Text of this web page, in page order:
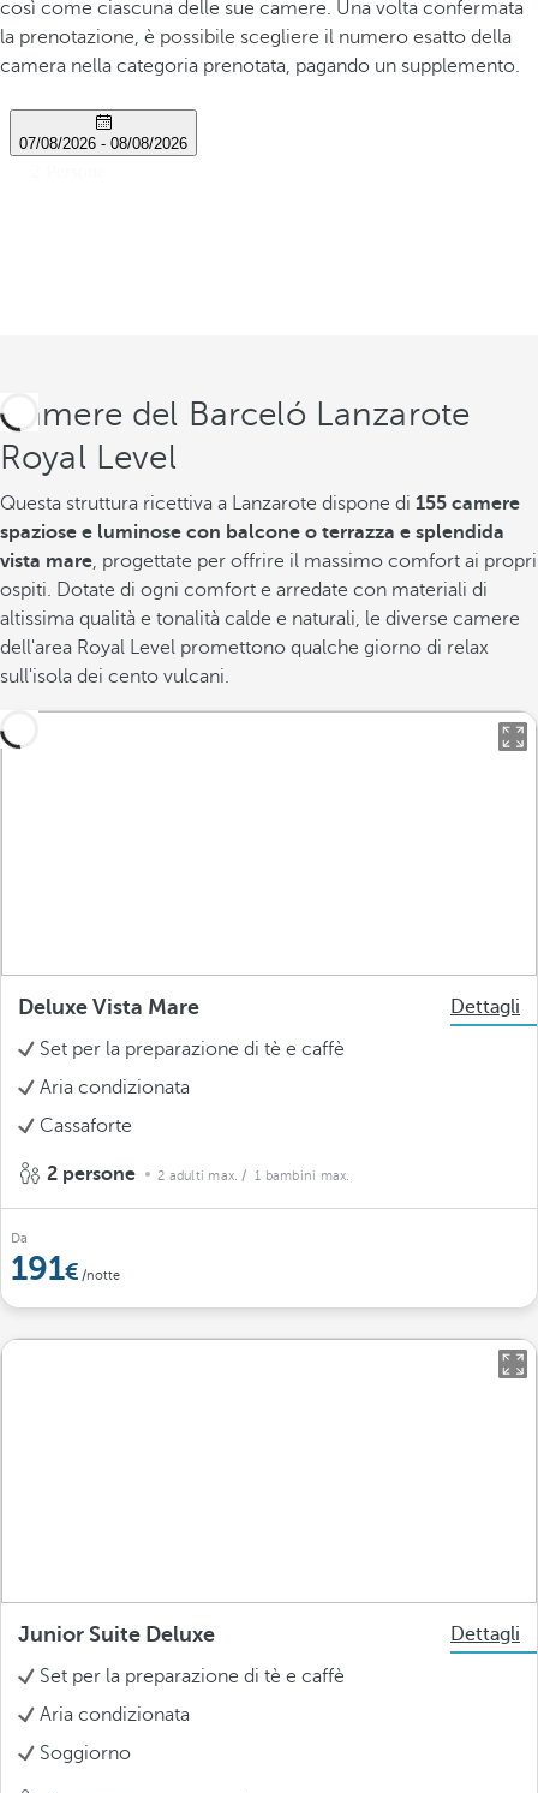
così come ciascuna delle sue camere. Una volta confermata
la prenotazione, è possibile scegliere il numero esatto della
camera nella categoria prenotata, pagando un supplemento.
Camere del Barceló Lanzarote
Royal Level
Questa struttura ricettiva a Lanzarote dispone di 155 camere
spaziose e luminose con balcone o terrazza e splendida
vista mare, progettate per offrire il massimo comfort ai propri
ospiti. Dotate di ogni comfort e arredate con materiali di
altissima qualità e tonalità calde e naturali, le diverse camere
dell'area Royal Level promettono qualche giorno di relax
sull'isola dei cento vulcani.
Deluxe Vista Mare
Dettagli
Set per la preparazione di tè e caffè
Aria condizionata
Cassaforte
2 persone 2 adulti max. / 1 bambini max.
Da
191 /notte
Junior Suite Deluxe
Dettagli
Set per la preparazione di tè e caffè
Aria condizionata
Soggiorno